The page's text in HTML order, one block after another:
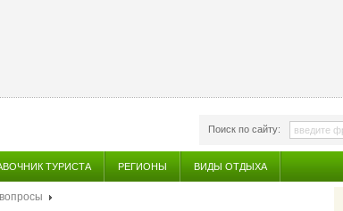
Поиск по сайту:
ТУРИСТА РЕГИОНЫ ВИДЫ ОТДЫХА